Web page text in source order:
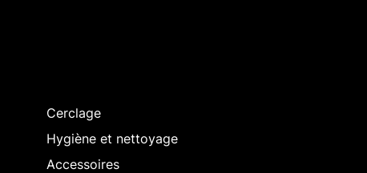
Cerclage
Hygiène et nettoyage
Accessoires